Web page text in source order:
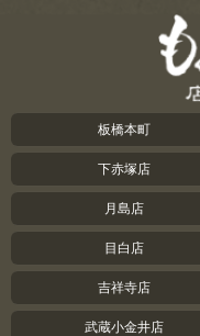
板橋本町
下赤塚店
月島店
目白店
吉祥寺店
武蔵小金井店